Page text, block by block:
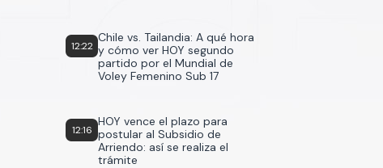
12:22
Chile vs. Tailandia: A qué hora
y cómo ver HOY segundo
partido por el Mundial de
Voley Femenino Sub 17
12:16
HOY vence el plazo para
postular al Subsidio de
Arriendo: así se realiza el
trámite